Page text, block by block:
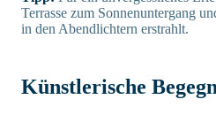
Terrasse zum Sonnenuntergang
in den Abendlichtern erstrahlt.
Künstlerische